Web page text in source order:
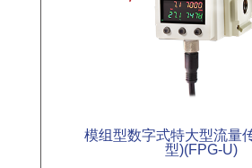
模组型数字式特大型流量
型)(FPG-U)